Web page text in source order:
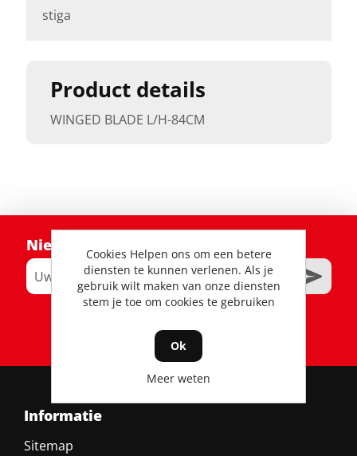
Product details
WINGED BLADE L/H-84CM
stiga
Nieuwsbrief
RSS
Informatie
Sitemap
Cookies Helpen ons om een betere
diensten te kunnen verlenen. Als je
gebruik wilt maken van onze diensten
stem je toe om cookies te gebruiken
Ok
Meer weten